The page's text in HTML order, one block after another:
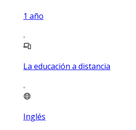
1 año
La educación a distancia
Inglés